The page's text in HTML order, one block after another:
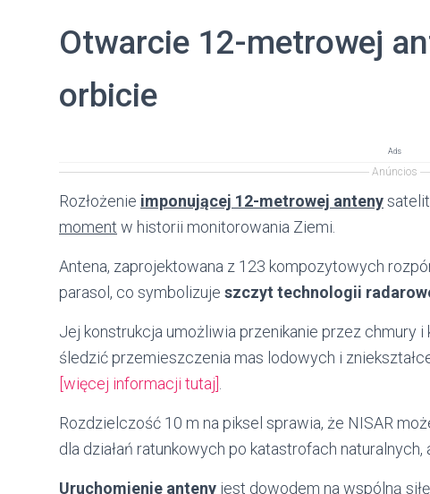
Otwarcie 12-metrowej
orbicie
Ads
Anúncios
Rozłożenie imponującej 12-metrowej anteny
moment w historii monitorowania Ziemi.
Antena, zaprojektowana z 123 kompozytowych
parasol, co symbolizuje szczyt technologii
Jej konstrukcja umożliwia przenikanie przez chmury
śledzić przemieszczenia mas lodowych i
[więcej informacji tutaj]
Rozdzielczość 10 m na piksel sprawia, że NISAR
dla działań ratunkowych po katastrofach
Uruchomienie anteny jest dowodem na wspólną